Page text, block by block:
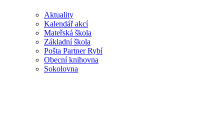
Aktuality
Kalendář akcí
Mateřská škola
Základní škola
Pošta Partner Rybí
Obecní knihovna
Sokolovna